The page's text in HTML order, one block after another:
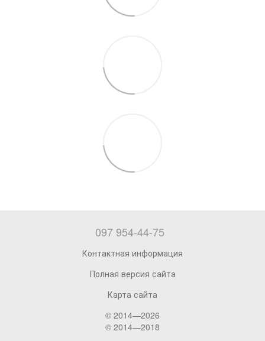
097 954-44-75
Контактная информация
Полная версия сайта
Карта сайта
© 2014—2026
© 2014—2018